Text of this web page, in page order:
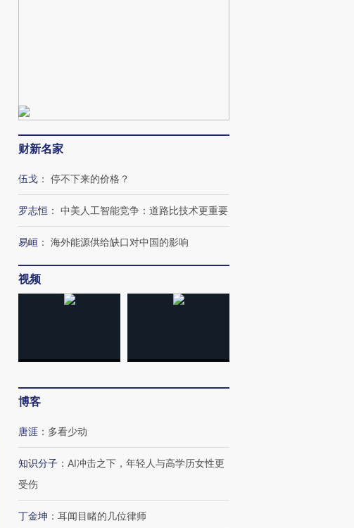
财新名家
伍戈 ： 停不下来的价格？
罗志恒 ： 中美人工智能竞争：道路比技术更重要
易峘 ： 海外能源供给缺口对中国的影响
视频
博客
唐涯 ： 多看少动
知识分子 ： AI冲击之下，年轻人与高学历女性更
受伤
丁金坤 ： 耳闻目睹的几位律师